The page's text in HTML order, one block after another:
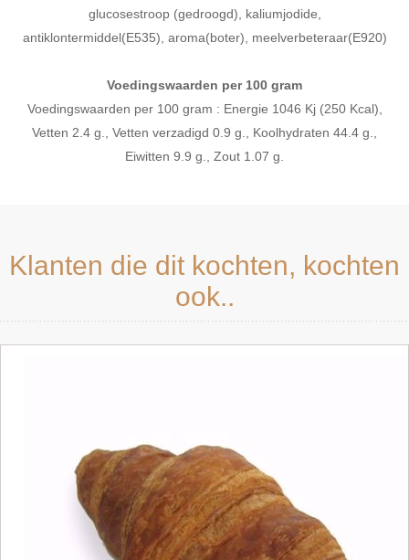
glucosestroop (gedroogd), kaliumjodide,
antiklontermiddel(E535), aroma(boter), meelverbeteraar(E920)
Voedingswaarden per 100 gram
Voedingswaarden per 100 gram : Energie 1046 Kj (250 Kcal),
Vetten 2.4 g., Vetten verzadigd 0.9 g., Koolhydraten 44.4 g.,
Eiwitten 9.9 g., Zout 1.07 g.
Klanten die dit kochten, kochten
ook..